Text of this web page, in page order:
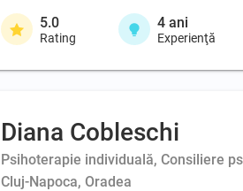
5.0
Rating
4 ani
Experienţă
Diana Cobleschi
Psihoterapie individuală, Consiliere
Cluj-Napoca, Oradea